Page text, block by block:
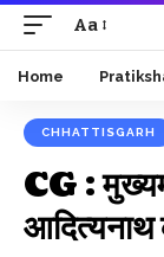
Font
Resizer
Aa
Home
CHHATTISGARH
CG :
आदित्यनाथ